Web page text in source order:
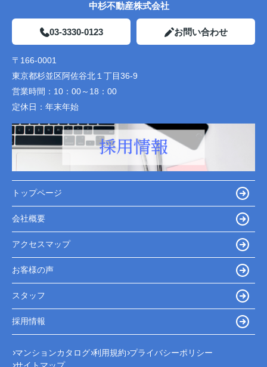
中杉不動産株式会社
03-3330-0123 お問い合わせ
〒166-0001
東京都杉並区阿佐谷北１丁目36-9
営業時間： 10：00～18：00
定休日： 年末年始
トップページ
会社概要
アクセスマップ
お客様の声
スタッフ
採用情報
マンションカタログ 利用規約 プライバシーポリシー
サイトマップ